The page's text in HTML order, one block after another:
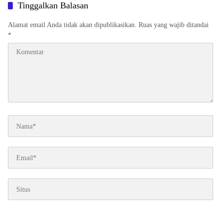
Tinggalkan Balasan
Alamat email Anda tidak akan dipublikasikan. Ruas yang wajib ditandai
*